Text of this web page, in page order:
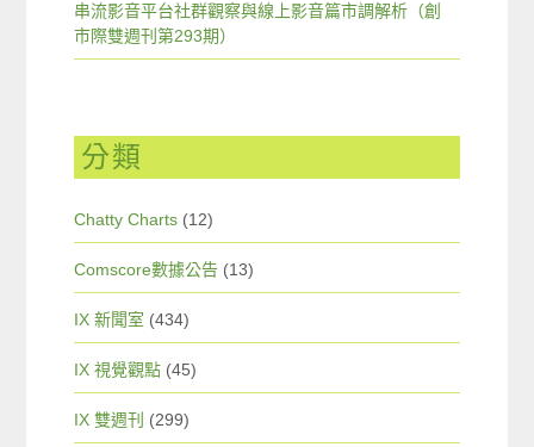
串流影音平台社群觀察與線上影音篇市調解析（創
市際雙週刊第293期）
分類
Chatty Charts (12)
Comscore數據公告 (13)
IX 新聞室 (434)
IX 視覺觀點 (45)
IX 雙週刊 (299)